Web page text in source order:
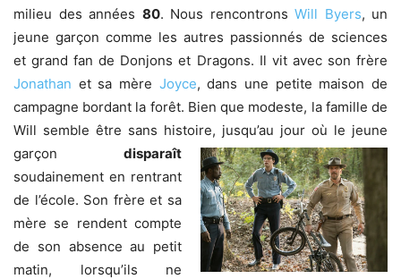
milieu des années 80. Nous rencontrons Will Byers, un
jeune garçon comme les autres passionnés de sciences
et grand fan de Donjons et Dragons. Il vit avec son frère
Jonathan et sa mère Joyce, dans une petite maison de
campagne bordant la forêt. Bien que modeste, la famille de
Will semble être sans histoire, jusqu’au jour où le jeune
garçon disparaît
soudainement en rentrant
de l’école. Son frère et sa
mère se rendent compte
de son absence au petit
matin, lorsqu’ils ne